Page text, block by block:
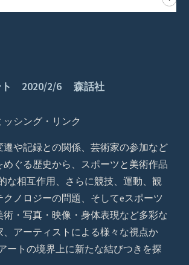
ト 2020/2/6 森話社
シング・リンク
遷や記録との関係、芸術家の参加など
めぐる歴史から、スポーツと美術作品
な相互作用、さらに競技、運動、観
ノロジーの問題、そしてeスポーツ
術・写真・映像・身体表現など多彩な
、アーティストによる様々な視点か
ートの境界上に新たな結びつきを探